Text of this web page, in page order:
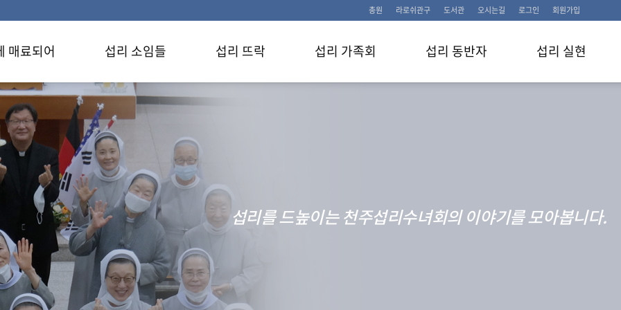
총원 라로쉬관구 도서관 오시는길 로그인 회원가입
매료되어 섭리 소임들 섭리 뜨락 섭리 가족회 섭리 동반자 섭리 실현
섭리를 드높이는 천주섭리수녀회의 이야기를 모아봅니다.